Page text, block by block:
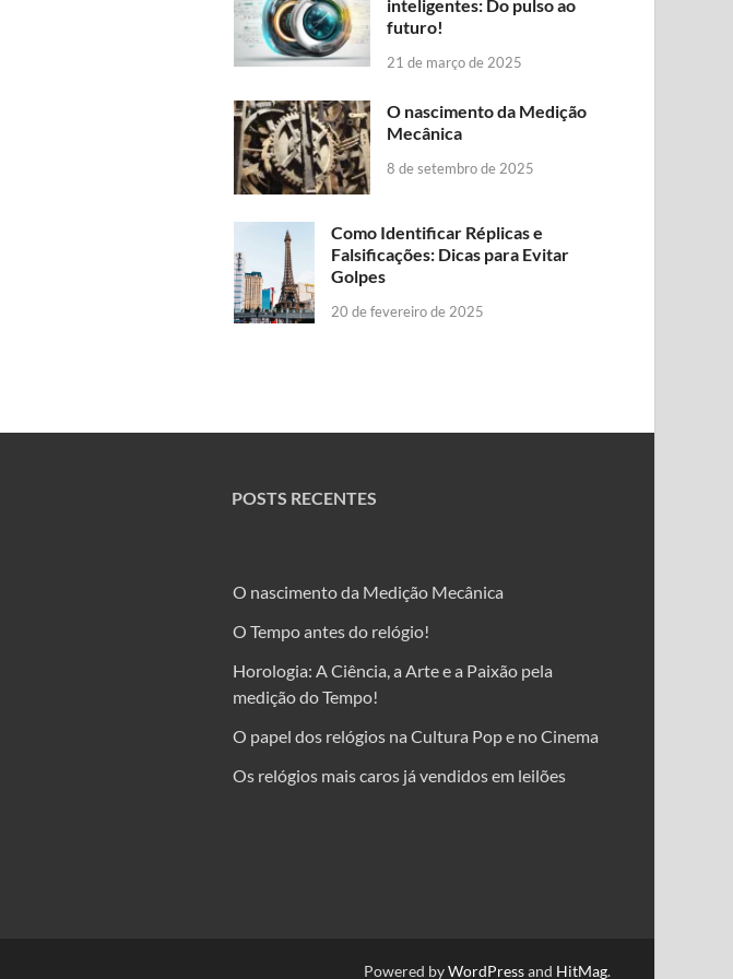
inteligentes: Do pulso ao
futuro!
21 de março de 2025
O nascimento da Medição
Mecânica
8 de setembro de 2025
Como Identificar Réplicas e
Falsificações: Dicas para Evitar
Golpes
20 de fevereiro de 2025
POSTS RECENTES
O nascimento da Medição Mecânica
O Tempo antes do relógio!
Horologia: A Ciência, a Arte e a Paixão pela
medição do Tempo!
O papel dos relógios na Cultura Pop e no Cinema
Os relógios mais caros já vendidos em leilões
Powered byWordPressand HitMag.